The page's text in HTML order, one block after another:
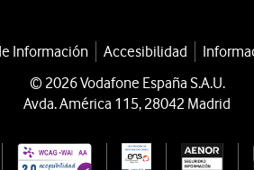
Información Accesibilidad
© 2026 Vodafone España S.A.U.
Avda. América 115, 28042 Madrid